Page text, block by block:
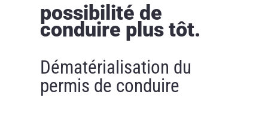
possibilité de
conduire plus tôt.
Dématérialisation du
permis de conduire